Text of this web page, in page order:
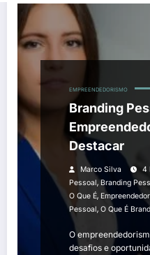
EMPREENDEDORISMO
Branding
Destacar
Marco Silva 4
Pessoal,Branding
O Que É,
Pessoal, O Que É
O
desafios e